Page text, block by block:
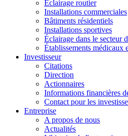
Éclairage routier
Installations commerciales
Bâtiments résidentiels
Installations sportives
Éclairage dans le secteur
Établissements médicaux
Investisseur
Citations
Direction
Actionnaires
Informations financières
Contact pour les
Entreprise
A propos de nous
Actualités